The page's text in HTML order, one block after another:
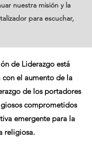
nuestra misión y la
para escuchar,
de Liderazgo está
el aumento de la
de los portadores
comprometidos
emergente para la
religiosa.